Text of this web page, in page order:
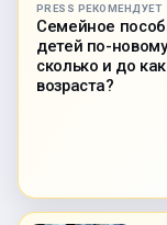
PRESS РЕКОМЕНДУЕТ
Семейное
детей по-
сколько и до
возраста?